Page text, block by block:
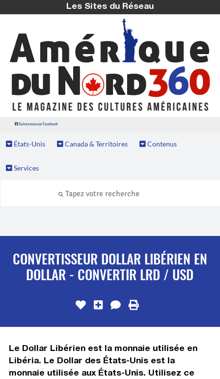
Les Sites du Réseau
Suivez nous sur Facebook
États-Unis Canada & Territoires Contenus
Services
CONVERTISSEUR DOLLAR LIBÉRIEN EN
DOLLAR - CONVERTIR LRD / USD
Le Dollar Libérien est la monnaie utilisée en
Libéria. Le Dollar des États-Unis est la
monnaie utilisée aux États-Unis. Utilisez ce